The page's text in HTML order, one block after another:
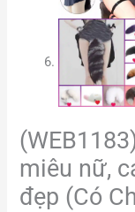
miêu nữ,
đẹp (Có